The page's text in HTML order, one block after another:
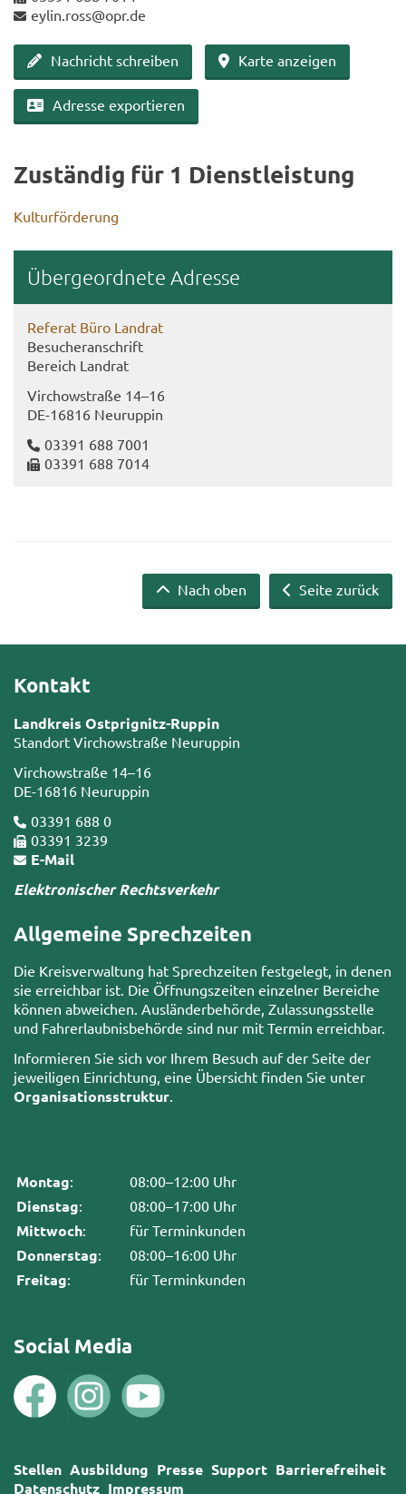
eylin.ross@opr.de
Nach­richt schrei­ben Karte an­zei­gen
Adres­se ex­por­tie­ren
Zu­stän­dig für 1 Dienst­leis­tung
Kul­tur­för­de­rung
Über­ge­ord­ne­te Adres­se
Re­fe­rat Büro Land­rat
Be­su­cher­an­schrift
Be­reich Land­rat
Virch­ow­stra­ße 14–16
DE-​16816 Neu­rup­pin
03391 688 7001
03391 688 7014
Seite zurück
Nach oben
Kontakt
Landkreis Ostprignitz-Ruppin
Standort Virchowstraße Neuruppin
Virchowstraße 14–16
DE-16816 Neuruppin
03391 688 0
03391 3239
E-Mail
Elektronischer Rechtsverkehr
Allgemeine Sprechzeiten
Die Kreisverwaltung hat Sprechzeiten festgelegt, in denen
sie erreichbar ist. Die Öffnungszeiten einzelner Bereiche
können abweichen. Ausländerbehörde, Zulassungsstelle
und Fahrerlaubnisbehörde sind nur mit Termin erreichbar.
Informieren Sie sich vor Ihrem Besuch auf der Seite der
jeweiligen Einrichtung, eine Übersicht finden Sie unter
Organisationsstruktur.
Montag: 08:00–12:00 Uhr
Dienstag: 08:00–17:00 Uhr
Mittwoch: für Terminkunden
Donnerstag: 08:00–16:00 Uhr
Freitag: für Terminkunden
Social Media
Stellen Ausbildung Presse Support Barrierefreiheit
Datenschutz Impressum